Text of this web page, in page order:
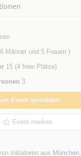
Männer und 5 Frauen )
15 (4 freie Plätze)
3
Event anmelden
Event merken
Initiatoren aus München,